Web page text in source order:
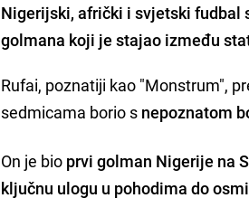
Nigerijski, afrički i svjetski fudbal
golmana koji je stajao između
Rufai, poznatiji kao "Monstrum",
sedmicama borio s nepoznatom
On je bio prvi golman Nigerije na
ključnu ulogu u pohodima do